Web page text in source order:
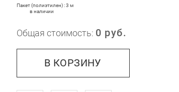
Пакет (полиэтилен) : 3 м
в наличии
Общая стоимость: 0 руб.
В КОРЗИНУ